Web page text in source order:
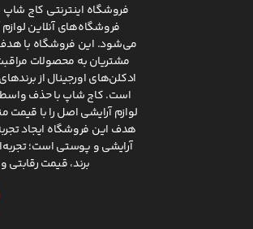
فروشگاه اینترنتی کاج شاپ
فروشگاه‌های آنلاین
می‌شود. این فروشگاه با
مشتریان به محصولات
ادکلن‌های اورجینال از
است. کاج شاپ با حذف
لوازم آرایشی اصل را با
هدف این فروشگاه ایجاد
آرایشی و پوستی است؛
برند، قیمت